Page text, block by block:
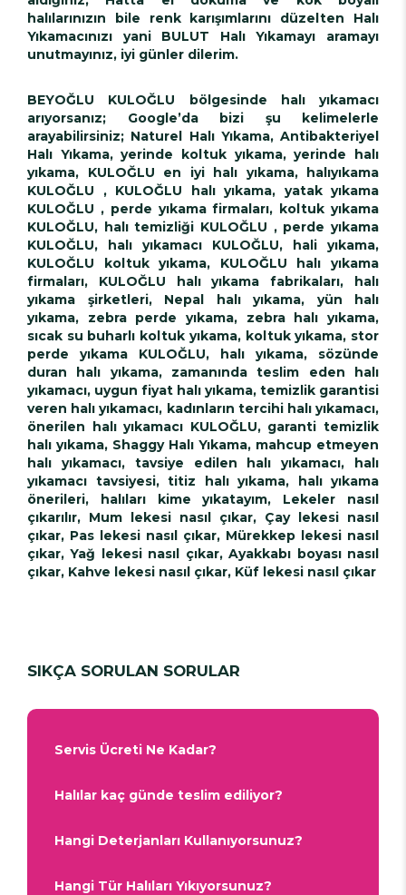
halılarınızın bile renk karışımlarını düzelten Halı
Yıkamacınızı yani BULUT Halı Yıkamayı aramayı
unutmayınız, iyi günler dilerim.
BEYOĞLU KULOĞLU bölgesinde halı yıkamacı
arıyorsanız; Google’da bizi şu kelimelerle
arayabilirsiniz; Naturel Halı Yıkama, Antibakteriyel
Halı Yıkama, yerinde koltuk yıkama, yerinde halı
yıkama, KULOĞLU en iyi halı yıkama, halıyıkama
KULOĞLU , KULOĞLU halı yıkama, yatak yıkama
KULOĞLU , perde yıkama firmaları, koltuk yıkama
KULOĞLU, halı temizliği KULOĞLU , perde yıkama
KULOĞLU, halı yıkamacı KULOĞLU, hali yıkama,
KULOĞLU koltuk yıkama, KULOĞLU halı yıkama
firmaları, KULOĞLU halı yıkama fabrikaları, halı
yıkama şirketleri, Nepal halı yıkama, yün halı
yıkama, zebra perde yıkama, zebra halı yıkama,
sıcak su buharlı koltuk yıkama, koltuk yıkama, stor
perde yıkama KULOĞLU, halı yıkama, sözünde
duran halı yıkama, zamanında teslim eden halı
yıkamacı, uygun fiyat halı yıkama, temizlik garantisi
veren halı yıkamacı, kadınların tercihi halı yıkamacı,
önerilen halı yıkamacı KULOĞLU, garanti temizlik
halı yıkama, Shaggy Halı Yıkama, mahcup etmeyen
halı yıkamacı, tavsiye edilen halı yıkamacı, halı
yıkamacı tavsiyesi, titiz halı yıkama, halı yıkama
önerileri, halıları kime yıkatayım, Lekeler nasıl
çıkarılır, Mum lekesi nasıl çıkar, Çay lekesi nasıl
çıkar, Pas lekesi nasıl çıkar, Mürekkep lekesi nasıl
çıkar, Yağ lekesi nasıl çıkar, Ayakkabı boyası nasıl
çıkar, Kahve lekesi nasıl çıkar, Küf lekesi nasıl çıkar
SIKÇA SORULAN SORULAR
Servis Ücreti Ne Kadar?
Halılar kaç günde teslim ediliyor?
Hangi Deterjanları Kullanıyorsunuz?
Hangi Tür Halıları Yıkıyorsunuz?